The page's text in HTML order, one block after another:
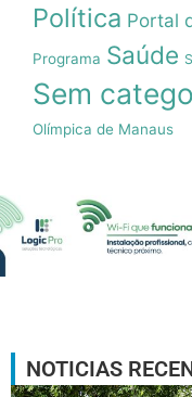
Política Portal
Programa Saúde
Sem
Olímpica de Manaus
NOTICIAS